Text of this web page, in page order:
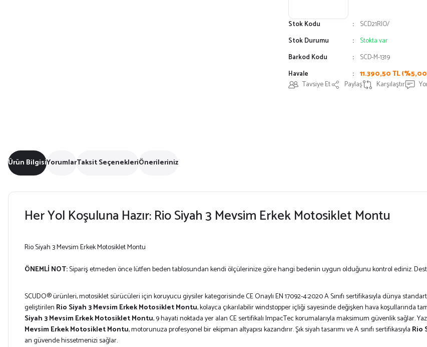
Stok Kodu
SCD21RIO/
Stok Durumu
Stokta var
Barkod Kodu
SCD-M-1319
Havale
11.390,50 TL
Tavsiye Et Paylaş Karşılaştır
Ürün BilgisiYorumlarTaksit SeçenekleriÖnerileriniz
Her Yol Koşuluna Hazır: Rio Siyah 3 Mevsim Erkek Motosiklet Montu
Rio Siyah 3 Mevsim Erkek Motosiklet Montu
ÖNEMLİ NOT:Sipariş etmeden önce lütfen beden tablosundan kendi ölçülerinize göre hangi bedenin uygun olduğunu kontrol ediniz.
SCUDO® ürünleri, motosiklet sürücüleri için koruyucu giysiler kategorisinde CE Onaylı EN 17092-4:2020 A Sınıfı sertifikasıyla dünya
geliştirilen Rio Siyah 3 Mevsim Erkek Motosiklet Montu, kolayca çıkarılabilir windstopper içliği sayesinde değişken hava koşullarında
Siyah 3 Mevsim Erkek Motosiklet Montu, 9 hayati noktada yer alan CE sertifikalı ImpacTec korumalarıyla maksimum güvenlik sağlar.
Mevsim Erkek Motosiklet Montu, motorunuza profesyonel bir ekipman altyapısı kazandırır. Şık siyah tasarımı ve A sınıfı sertifikasıyla Rio
an güvende hissetmenizi sağlar.